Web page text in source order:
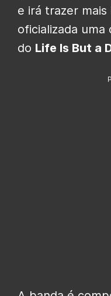
e irá trazer
oficializada
do Life Is But a